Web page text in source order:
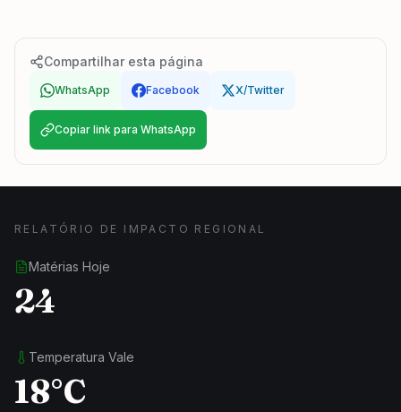
Compartilhar esta página
WhatsApp Facebook X/Twitter
Copiar link para WhatsApp
RELATÓRIO DE IMPACTO REGIONAL
Matérias Hoje
24
Temperatura Vale
18°C